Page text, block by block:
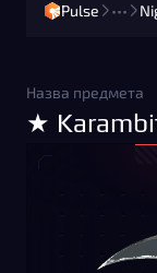
Pulse •••
Назва предмета
★